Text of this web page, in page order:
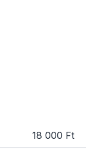
18 000 Ft